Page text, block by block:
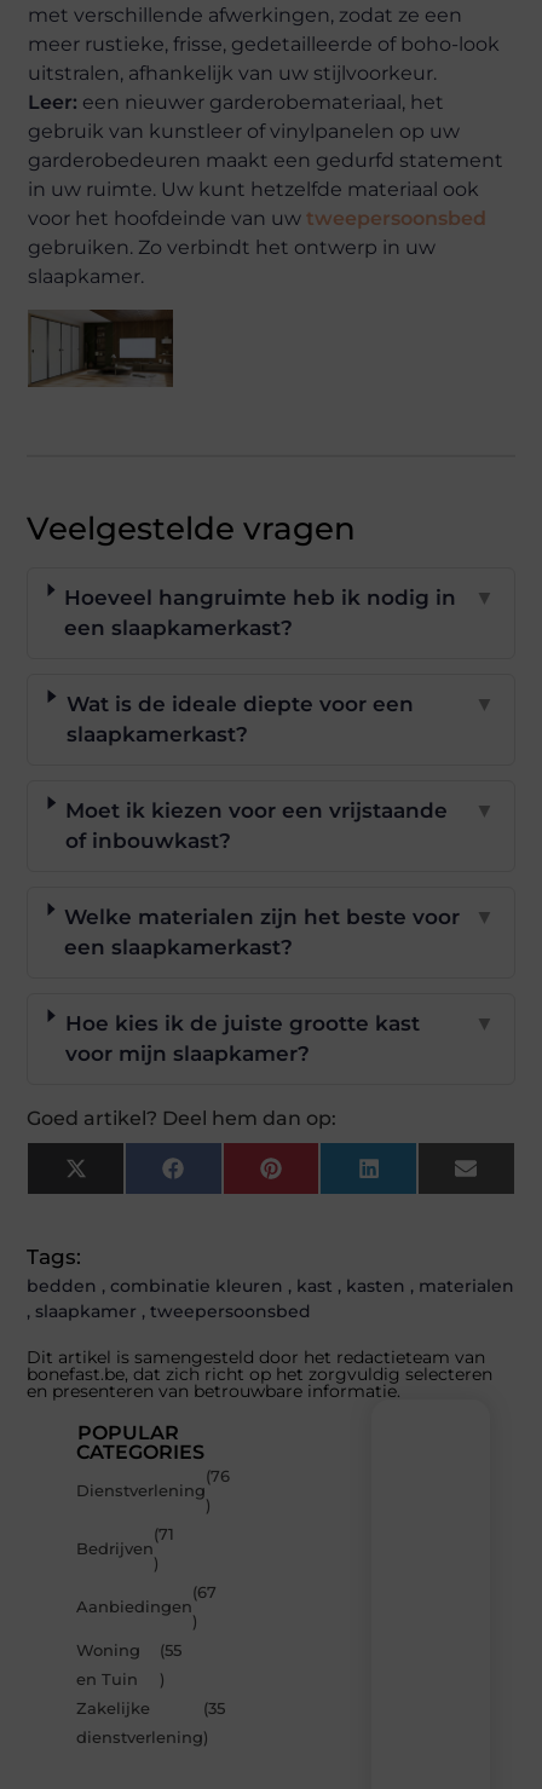
met verschillende afwerkingen, zodat ze een
meer rustieke, frisse, gedetailleerde of boho-look
uitstralen, afhankelijk van uw stijlvoorkeur.
Leer: een nieuwer garderobemateriaal, het
gebruik van kunstleer of vinylpanelen op uw
garderobedeuren maakt een gedurfd statement
in uw ruimte. Uw kunt hetzelfde materiaal ook
voor het hoofdeinde van uwtweepersoonsbed
gebruiken. Zo verbindt het ontwerp in uw
slaapkamer.
Veelgestelde vragen
Hoeveel hangruimte heb ik nodig in
een slaapkamerkast?
▼
Wat is de ideale diepte voor een
slaapkamerkast?
▼
Moet ik kiezen voor een vrijstaande
of inbouwkast?
▼
Welke materialen zijn het beste voor
een slaapkamerkast?
▼
Hoe kies ik de juiste grootte kast
voor mijn slaapkamer?
▼
Goed artikel? Deel hem dan op:
X
(Twitter)
FacebookPinterestLinkedInEmail
Tags:
bedden ,combinatie kleuren , kast , kasten , materialen
,slaapkamer ,tweepersoonsbed
Dit artikel is samengesteld door het redactieteam van
bonefast.be, dat zich richt op het zorgvuldig selecteren
en presenteren van betrouwbare informatie.
POPULAR
CATEGORIES
Dienstverlening
(76
)
Bedrijven
(71
)
Aanbiedingen
(67
)
Woning
en Tuin
(55
)
Zakelijke
dienstverlening
(35
)